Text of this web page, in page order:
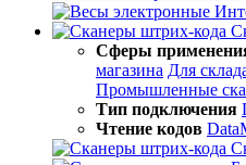
Сферы
магазина Для
Промышленные
Тип подключения
Чтение кодов